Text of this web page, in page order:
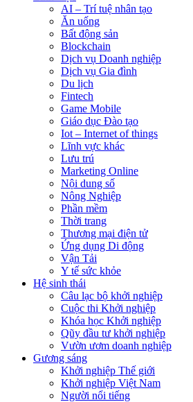
AI – Trí tuệ nhân tạo
Ăn uống
Bất động sản
Blockchain
Dịch vụ Doanh nghiệp
Dịch vụ Gia đình
Du lịch
Fintech
Game Mobile
Giáo dục Đào tạo
Iot – Internet of things
Lĩnh vực khác
Lưu trú
Marketing Online
Nội dung số
Nông Nghiệp
Phần mềm
Thời trang
Thương mại điện tử
Ứng dụng Di động
Vận Tải
Y tế sức khỏe
Hệ sinh thái
Câu lạc bộ khởi nghiệp
Cuộc thi Khởi nghiệp
Khóa học Khởi nghiệp
Qũy đầu tư khởi nghiệp
Vườn ươm doanh nghiệp
Gương sáng
Khởi nghiệp Thế giới
Khởi nghiệp Việt Nam
Người nổi tiếng